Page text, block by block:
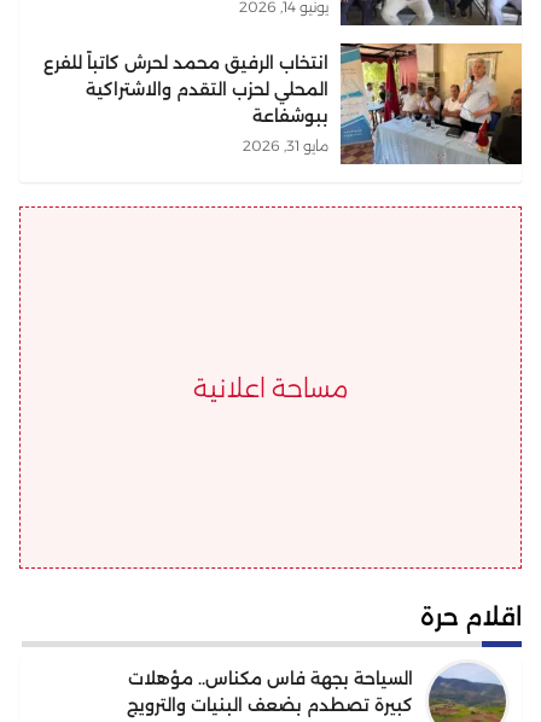
يونيو 14, 2026
انتخاب الرفيق محمد لحرش كاتباً للفرع
المحلي لحزب التقدم والاشتراكية
ببوشفاعة
مايو 31, 2026
مساحة اعلانية
اقلام حرة
السياحة بجهة فاس مكناس.. مؤهلات
كبيرة تصطدم بضعف البنيات والترويج